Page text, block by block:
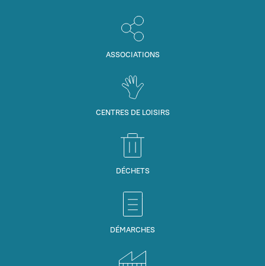
ASSOCIATIONS
CENTRES DE LOISIRS
DÉCHETS
DÉMARCHES